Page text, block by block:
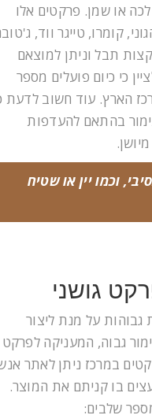
או שמן. פרקטים אלו
קומרו, טייגר ווד,
תבל וניתן למוצאם
כי כיום פועלים מספר
הארץ. עוד חשוב לדעת
בהתאם להעדפות
וכמו יין או שטיח
גושני
גבוהות על מנת ליצור
גבוה, המעניקה לפרקט
במרכז ניתן לאתר
בו קניתם את המוצר.
שלבים: